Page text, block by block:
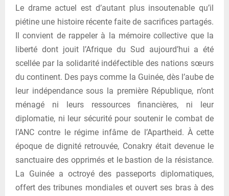
Le drame actuel est d’autant plus insoutenable qu’il
piétine une histoire récente faite de sacrifices partagés.
Il convient de rappeler à la mémoire collective que la
liberté dont jouit l’Afrique du Sud aujourd’hui a été
scellée par la solidarité indéfectible des nations sœurs
du continent. Des pays comme la Guinée, dès l’aube de
leur indépendance sous la première République, n’ont
ménagé ni leurs ressources financières, ni leur
diplomatie, ni leur sécurité pour soutenir le combat de
l’ANC contre le régime infâme de l’Apartheid. À cette
époque de dignité retrouvée, Conakry était devenue le
sanctuaire des opprimés et le bastion de la résistance.
La Guinée a octroyé des passeports diplomatiques,
offert des tribunes mondiales et ouvert ses bras à des